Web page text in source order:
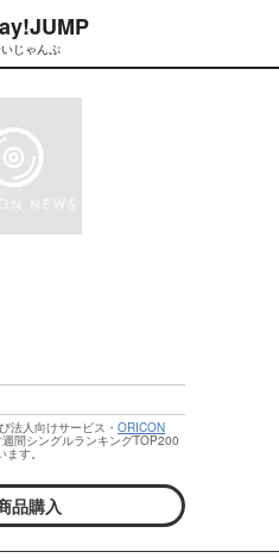
t
じゃんぷ
法人向けサービス・ ORICON
間シングルランキングTOP200
す。
品購入